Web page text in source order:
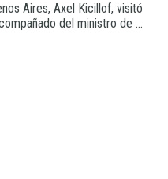
Aires, Axel Kicillof, visitó
del ministro de ...